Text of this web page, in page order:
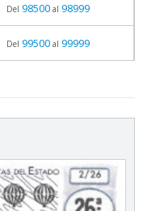
Del 98500al 98999
Del 99500al 99999